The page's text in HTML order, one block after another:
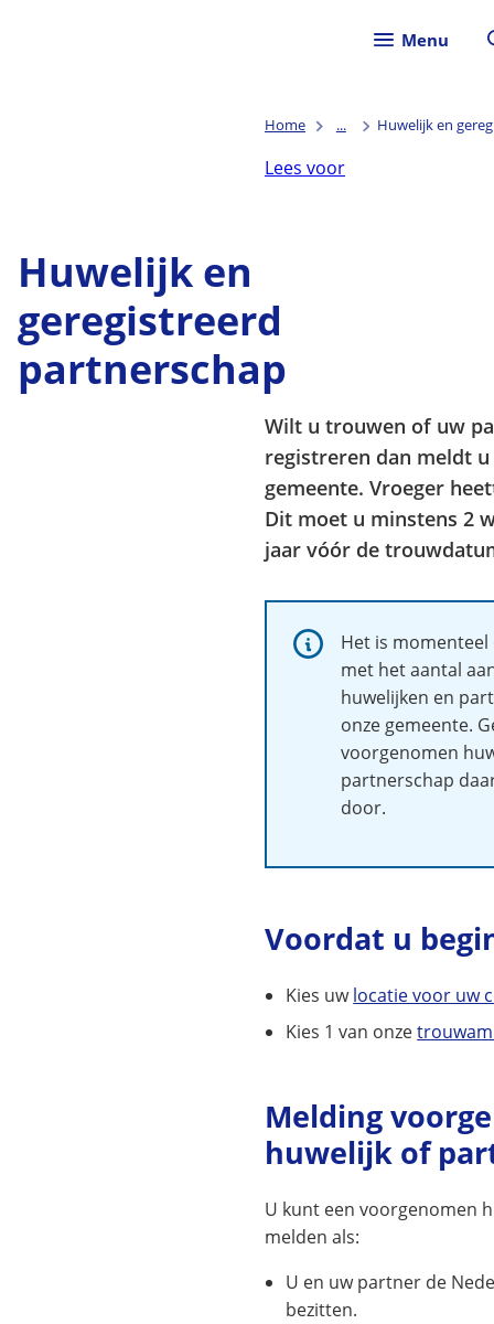
Menu
Home ... Huwelijk en
Lees voor
Huwelijk en
geregistreerd
partnerschap
Wilt u trouwen of uw
registreren dan meldt
gemeente. Vroeger
Dit moet u minstens 2
jaar vóór de
Informatie:
Het is
met het aantal
huwelijken en
onze gemeente.
voorgenomen
partnerschap
door.
Voordat u
Kies uwlocatie voor uw
Kies 1 van onze
Melding
huwelijk of
U kunt een voorgenomen
melden als:
U en uw partner de
bezitten.